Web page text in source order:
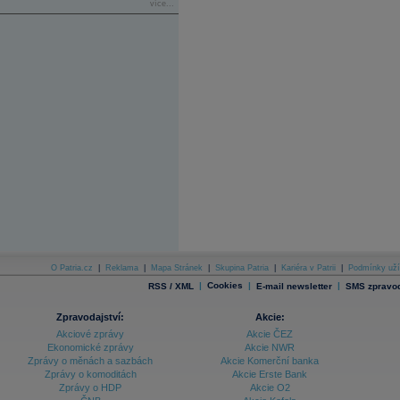
více...
O Patria.cz Reklama Mapa Stránek Skupina Patria Kariéra v Patrii Podmínky
RSS / XML | Cookies | E-mail newsletter | SMS
Zpravodajství:
Akciové zprávy
Ekonomické zprávy
Zprávy o měnách a sazbách
Zprávy o komoditách
Zprávy o HDP
Akcie:
Akcie ČEZ
Akcie NWR
Akcie Komerční banka
Akcie Erste Bank
Akcie O2